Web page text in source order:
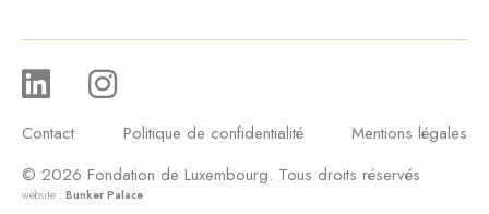
Contact Politique de confidentialité
Mentions légales
© 2026 Fondation de Luxembourg. Tous droits réservés
website : Bunker Palace